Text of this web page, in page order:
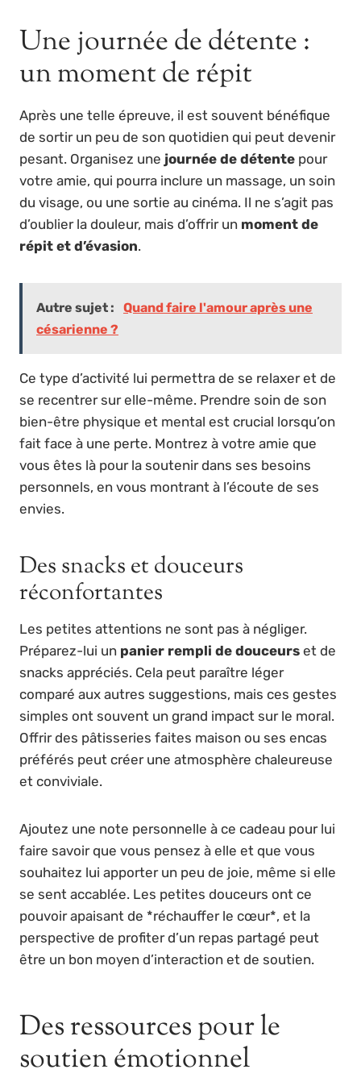
Une journée de détente :
un moment de répit
Après une telle épreuve, il est souvent bénéfique
de sortir un peu de son quotidien qui peut devenir
pesant. Organisez une journée de détente pour
votre amie, qui pourra inclure un massage, un soin
du visage, ou une sortie au cinéma. Il ne s’agit pas
d’oublier la douleur, mais d’offrir un moment de
répit et d’évasion.
Autre sujet :
Quand faire l'amour après une
césarienne ?
Ce type d’activité lui permettra de se relaxer et de
se recentrer sur elle-même. Prendre soin de son
bien-être physique et mental est crucial lorsqu’on
fait face à une perte. Montrez à votre amie que
vous êtes là pour la soutenir dans ses besoins
personnels, en vous montrant à l’écoute de ses
envies.
Des snacks et douceurs
réconfortantes
Les petites attentions ne sont pas à négliger.
Préparez-lui un panier rempli de douceurs et de
snacks appréciés. Cela peut paraître léger
comparé aux autres suggestions, mais ces gestes
simples ont souvent un grand impact sur le moral.
Offrir des pâtisseries faites maison ou ses encas
préférés peut créer une atmosphère chaleureuse
et conviviale.
Ajoutez une note personnelle à ce cadeau pour lui
faire savoir que vous pensez à elle et que vous
souhaitez lui apporter un peu de joie, même si elle
se sent accablée. Les petites douceurs ont ce
pouvoir apaisant de *réchauffer le cœur*, et la
perspective de profiter d’un repas partagé peut
être un bon moyen d’interaction et de soutien.
Des ressources pour le
soutien émotionnel